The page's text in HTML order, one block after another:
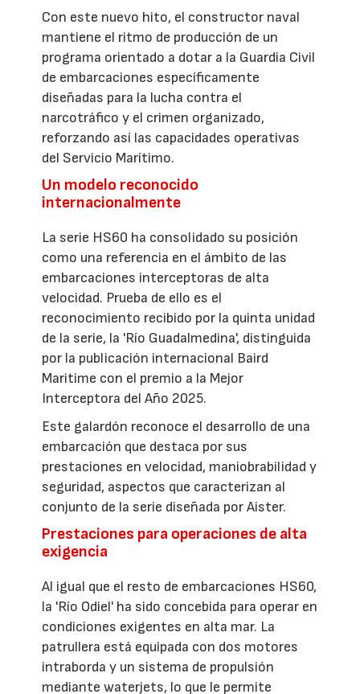
Con este nuevo hito, el constructor naval
mantiene el ritmo de producción de un
programa orientado a dotar a la Guardia Civil
de embarcaciones específicamente
diseñadas para la lucha contra el
narcotráfico y el crimen organizado,
reforzando así las capacidades operativas
del Servicio Marítimo.
Un modelo reconocido
internacionalmente
La serie HS60 ha consolidado su posición
como una referencia en el ámbito de las
embarcaciones interceptoras de alta
velocidad. Prueba de ello es el
reconocimiento recibido por la quinta unidad
de la serie, la 'Río Guadalmedina', distinguida
por la publicación internacional Baird
Maritime con el premio a la Mejor
Interceptora del Año 2025.
Este galardón reconoce el desarrollo de una
embarcación que destaca por sus
prestaciones en velocidad, maniobrabilidad y
seguridad, aspectos que caracterizan al
conjunto de la serie diseñada por Aister.
Prestaciones para operaciones de alta
exigencia
Al igual que el resto de embarcaciones HS60,
la 'Río Odiel' ha sido concebida para operar en
condiciones exigentes en alta mar. La
patrullera está equipada con dos motores
intraborda y un sistema de propulsión
mediante waterjets, lo que le permite